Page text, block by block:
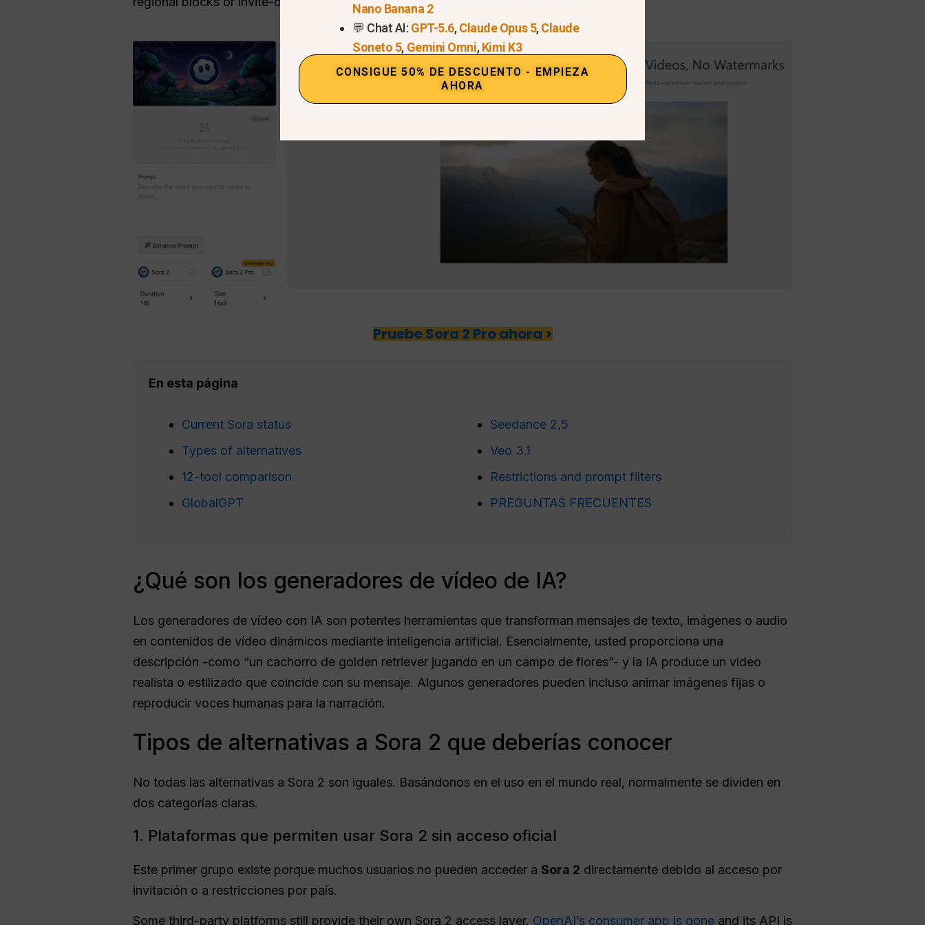
Pruebe Sora 2 Pro ahora >
En esta página
Current Sora status
Types of alternatives
12-tool comparison
GlobalGPT
Seedance 2,5
Veo 3.1
Restrictions and prompt filters
PREGUNTAS FRECUENTES
¿Qué son los generadores de vídeo de IA?
Los generadores de vídeo con IA son potentes herramientas que transforman mensajes de texto, imágenes o audio
en contenidos de vídeo dinámicos mediante inteligencia artificial. Esencialmente, usted proporciona una
descripción -como “un cachorro de golden retriever jugando en un campo de flores”- y la IA produce un vídeo
realista o estilizado que coincide con su mensaje. Algunos generadores pueden incluso animar imágenes fijas o
reproducir voces humanas para la narración.
Tipos de alternativas a Sora 2 que deberías conocer
No todas las alternativas a Sora 2 son iguales. Basándonos en el uso en el mundo real, normalmente se dividen en
dos categorías claras.
1. Plataformas que permiten usar Sora 2 sin acceso oficial
Este primer grupo existe porque muchos usuarios no pueden acceder a Sora 2 directamente debido al acceso por
invitación o a restricciones por país.
Some third-party platforms still provide their own Sora 2 access layer. OpenAI’s consumer app is gone and its API is
Nano Banana 2
💬 Chat AI: GPT-5.6,Claude Opus 5,Claude
Soneto 5, Gemini Omni,Kimi K3
CONSIGUE 50% DE DESCUENTO - EMPIEZA
AHORA